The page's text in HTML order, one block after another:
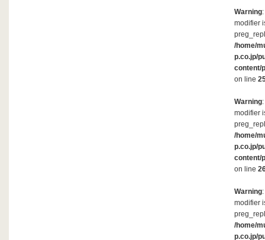
Warning
modifier
/home/
p.co.jp/
content/
on line
Warning
modifier
/home/
p.co.jp/
content/
on line
Warning
modifier
/home/
p.co.jp/